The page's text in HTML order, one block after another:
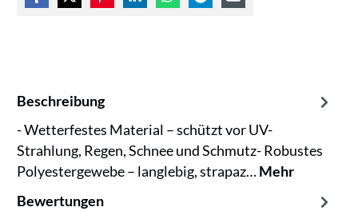
Beschreibung
- Wetterfestes Material – schützt vor UV-
Strahlung, Regen, Schnee und Schmutz- Robustes
Polyestergewebe – langlebig, strapaz…Mehr
Bewertungen